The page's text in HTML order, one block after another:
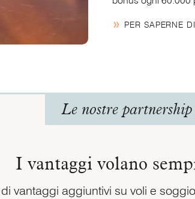
PER SAPERNE
Le nostre
I vantaggi volano
vantaggi aggiuntivi su voli e